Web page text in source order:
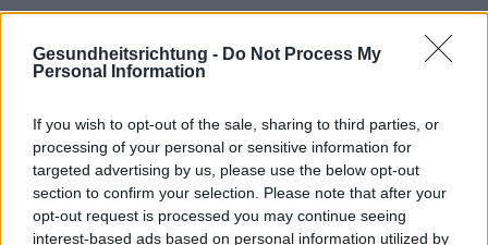
Gesundheitsrichtung - Do Not Process My
Personal Information
If you wish to opt-out of the sale, sharing to third parties, or
processing of your personal or sensitive information for
targeted advertising by us, please use the below opt-out
section to confirm your selection. Please note that after your
opt-out request is processed you may continue seeing
interest-based ads based on personal information utilized by